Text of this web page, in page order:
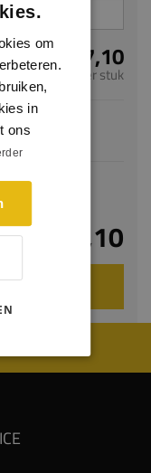
€ 7,10
per stuk
levertijd
€ 7,10
om
in
ons